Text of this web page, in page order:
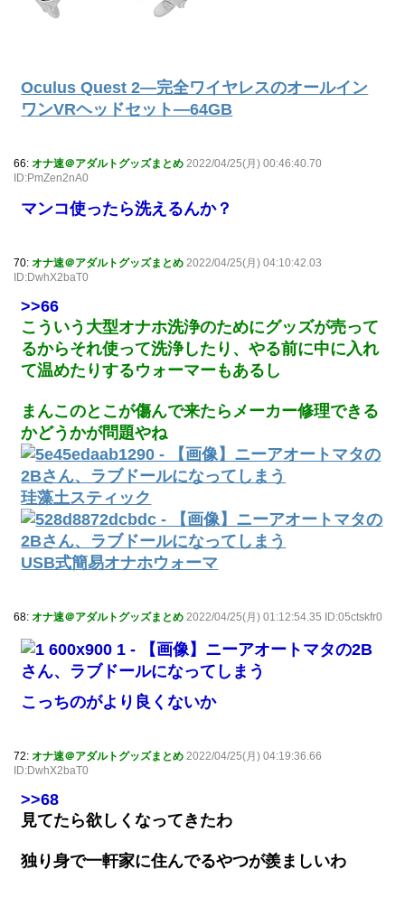
Oculus Quest 2—完全ワイヤレスのオールイン
ワンVRヘッドセット—64GB
66: オナ速＠アダルトグッズまとめ 2022/04/25(月) 00:46:40.70
ID:PmZen2nA0
マンコ使ったら洗えるんか？
70: オナ速＠アダルトグッズまとめ 2022/04/25(月) 04:10:42.03
ID:DwhX2baT0
>>66
こういう大型オナホ洗浄のためにグッズが売って
るからそれ使って洗浄したり、やる前に中に入れ
て温めたりするウォーマーもあるし
まんこのとこが傷んで来たらメーカー修理できる
かどうかが問題やね
珪藻土スティック
USB式簡易オナホウォーマ
68: オナ速＠アダルトグッズまとめ 2022/04/25(月) 01:12:54.35 ID:05ctskfr0
こっちのがより良くないか
72: オナ速＠アダルトグッズまとめ 2022/04/25(月) 04:19:36.66
ID:DwhX2baT0
>>68
見てたら欲しくなってきたわ
独り身で一軒家に住んでるやつが羨ましいわ